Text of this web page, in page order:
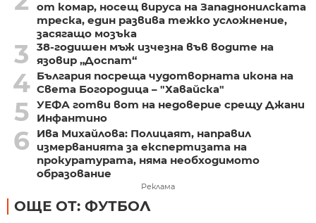
от комар, носещ вируса на Западнонилската
треска, един развива тежко усложнение,
засягащо мозъка
3
38-годишен мъж изчезна във водите на
язовир „Доспат“
4 България посреща чудотворната икона на
Света Богородица – "Хавайска"
5 УЕФА готви вот на недоверие срещу Джани
Инфантино
6
Ива Михайлова: Полицаят, направил
измерванията за експертизата на
прокуратурата, няма необходимото
образование
Реклама
ОЩЕ ОТ: ФУТБОЛ